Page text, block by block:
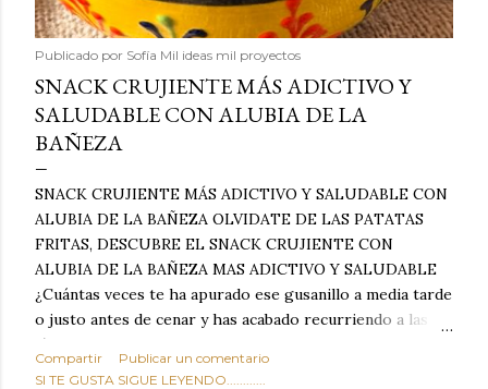
Publicado por Sofía Mil ideas mil proyectos
SNACK CRUJIENTE MÁS ADICTIVO Y
SALUDABLE CON ALUBIA DE LA
BAÑEZA
SNACK CRUJIENTE MÁS ADICTIVO Y SALUDABLE CON
ALUBIA DE LA BAÑEZA OLVIDATE DE LAS PATATAS
FRITAS, DESCUBRE EL SNACK CRUJIENTE CON
ALUBIA DE LA BAÑEZA MAS ADICTIVO Y SALUDABLE
¿Cuántas veces te ha apurado ese gusanillo a media tarde
o justo antes de cenar y has acabado recurriendo a las
típicas patatas de bolsa, frutos secos fritos o snacks
ultraprocesados llenos de grasas saturadas y sodio?
Compartir
Publicar un comentario
SI TE GUSTA SIGUE LEYENDO............